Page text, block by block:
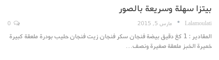
بيتزا سهلة وسريعة بالصور
Lalamoulati مارس 5, 2015
المقادير : 1 كغ دقيق بيضة فنجان سكر فنجان زيت فنجان حليب بودرة ملعقة كبيرة
خميرة الخبز ملعقة صغيرة ونصف…